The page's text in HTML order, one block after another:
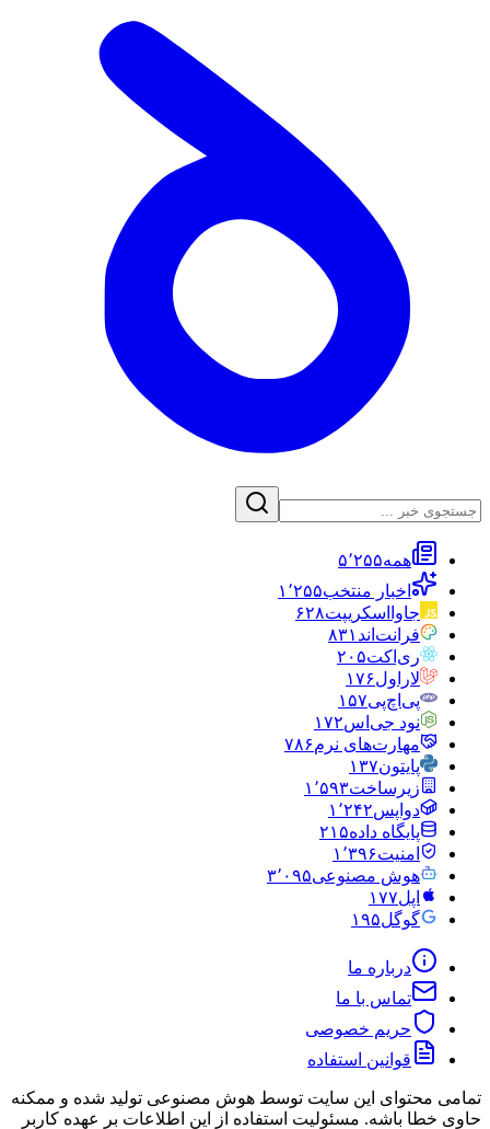
همه۵٬۲۵۵
اخبار منتخب۱٬۲۵۵
جاوااسکریپت۶۲۸
فرانت‌اند ۸۳۱
ری‌اکت۲۰۵
لاراول۱۷۶
پی‌اچ‌پی۱۵۷
نود جی‌اس۱۷۲
مهارت‌های نرم۷۸۶
پایتون۱۳۷
زیرساخت۱٬۵۹۳
دواپس۱٬۲۴۲
پایگاه داده۲۱۵
امنیت۱٬۳۹۶
هوش مصنوعی۳٬۰۹۵
اپل۱۷۷
گوگل۱۹۵
درباره ما
تماس با ما
حریم خصوصی
قوانین استفاده
تمامی محتوای این سایت توسط هوش مصنوعی تولید شده و ممکنه
حاوی خطا باشه. مسئولیت استفاده از این اطلاعات بر عهده کاربر